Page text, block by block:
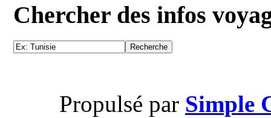
Chercher des infos
Propulsé par Simple